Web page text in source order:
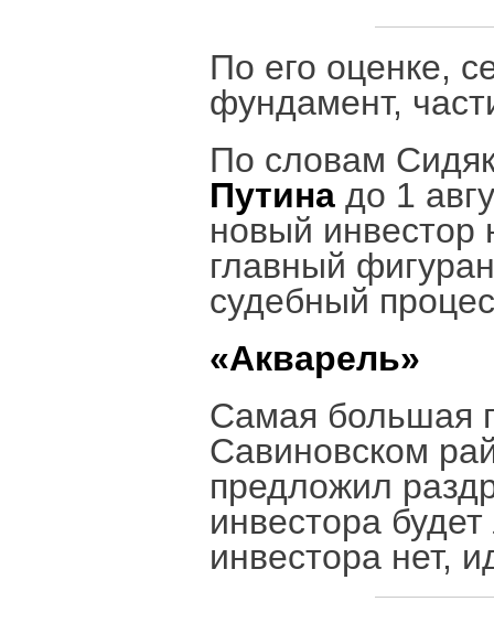
По его оценке,
фундамент,
По словам
Путина до 1
новый инвестор
главный
судебный
«Акварель»
Самая большая
Савиновском
предложил
инвестора
инвестора нет,